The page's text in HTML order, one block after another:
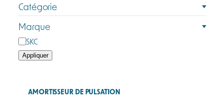
Catégorie
C
a
t
é
Marque
M
a
SKC
Appliquer
AMORTISSEUR DE PULSATION